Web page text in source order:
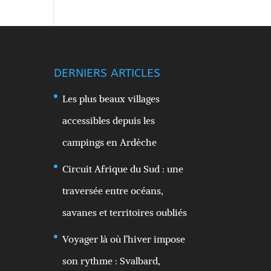
DERNIERS ARTICLES
Les plus beaux villages
accessibles depuis les
campings en Ardèche
Circuit Afrique du Sud : une
traversée entre océans,
savanes et territoires oubliés
Voyager là où l’hiver impose
son rythme : Svalbard,